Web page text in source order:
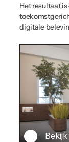
Het resultaat
digitale